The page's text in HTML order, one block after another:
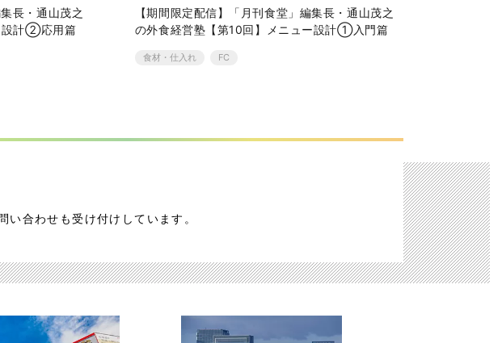
長・通山茂之
設計②応用篇
【期間限定配信】「月刊食堂」編集長・通山茂之
の外食経営塾【第10回】メニュー設計①入門篇
食材・仕入れ FC
合わせも受け付けしています。